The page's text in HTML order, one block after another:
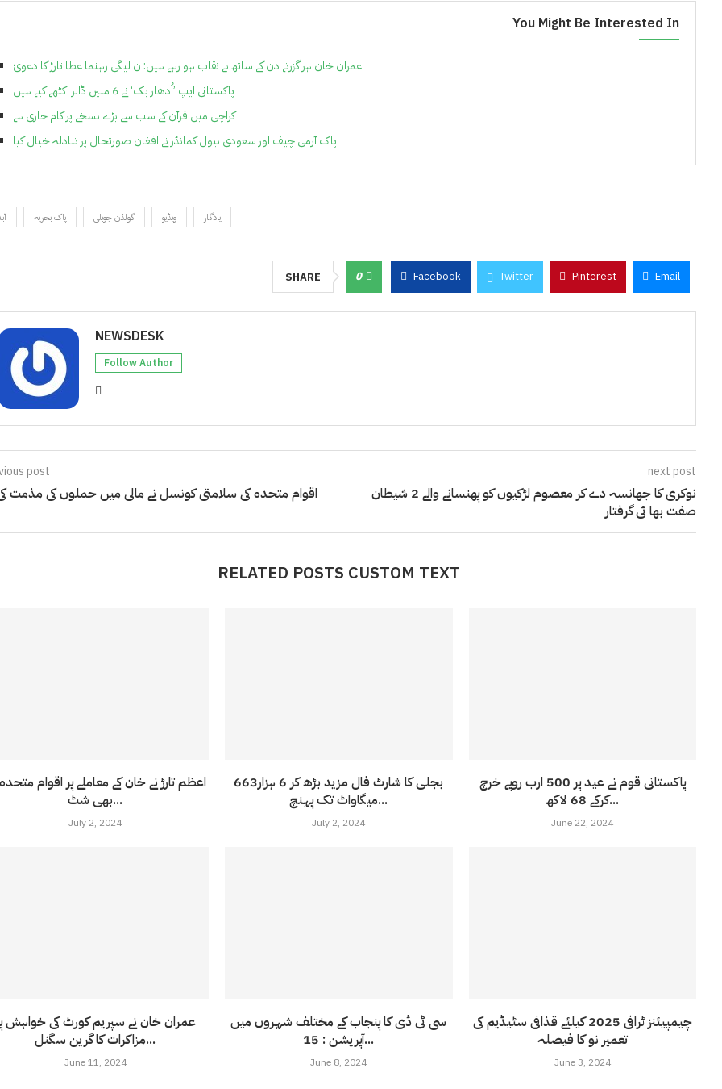
You Might Be Interested In
عمران خان ہر گزرتے دن کے ساتھ بے نقاب ہو رہے ہیں: ن لیگی رہنما عطا تارڑ کا دعویٰ
پاکستانی ایپ ’اُدھار بک‘ نے 6 ملین ڈالر اکٹھے کیے ہیں
کراچی میں قرآن کے سب سے بڑے نسخے پر کام جاری ہے
پاک آرمی چیف اور سعودی نیول کمانڈر نے افغان صورتحال پر تبادلہ خیال کیا
پاک بحریہ گولڈن جوبلی ویڈیو یادگار
SHARE 0 Facebook Twitter Pinterest Email
NEWSDESK
Follow Author
post
اقوام متحدہ کی سلامتی کونسل نے مالی میں حملوں کی مذمت
next post
نوکری کا جھانسہ دے کر معصوم لڑکیوں کو پھنسانے والے 2 شیطان
صفت بھا ئی گرفتار
RELATED POSTS CUSTOM TEXT
اعظم تارڑ نے خان کے معاملے پر اقوام
بھی شٹ...
July 2, 2024
بجلی کا شارٹ فال مزید بڑھ کر 6 ہزار663
میگاواٹ تک پہنچ...
July 2, 2024
پاکستانی قوم نے عید پر 500 ارب روپے خرچ
کرکے 68 لاکھ...
June 22, 2024
عمران خان نے سپریم کورٹ کی خواہش
مزاکرات کا گرین سگنل...
June 11, 2024
سی ٹی ڈی کا پنجاب کے مختلف شہروں میں
آپریشن : 15...
June 8, 2024
چیمپیئنز ٹرافی 2025 کیلئے قذافی سٹیڈیم کی
تعمیر نو کا فیصلہ
June 3, 2024